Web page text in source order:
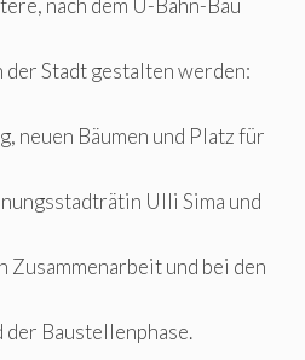
nach dem U-Bahn-Bau
Stadt gestalten werden:
neuen Bäumen und Platz für
Ulli Sima und
Zusammenarbeit und bei den
Baustellenphase.